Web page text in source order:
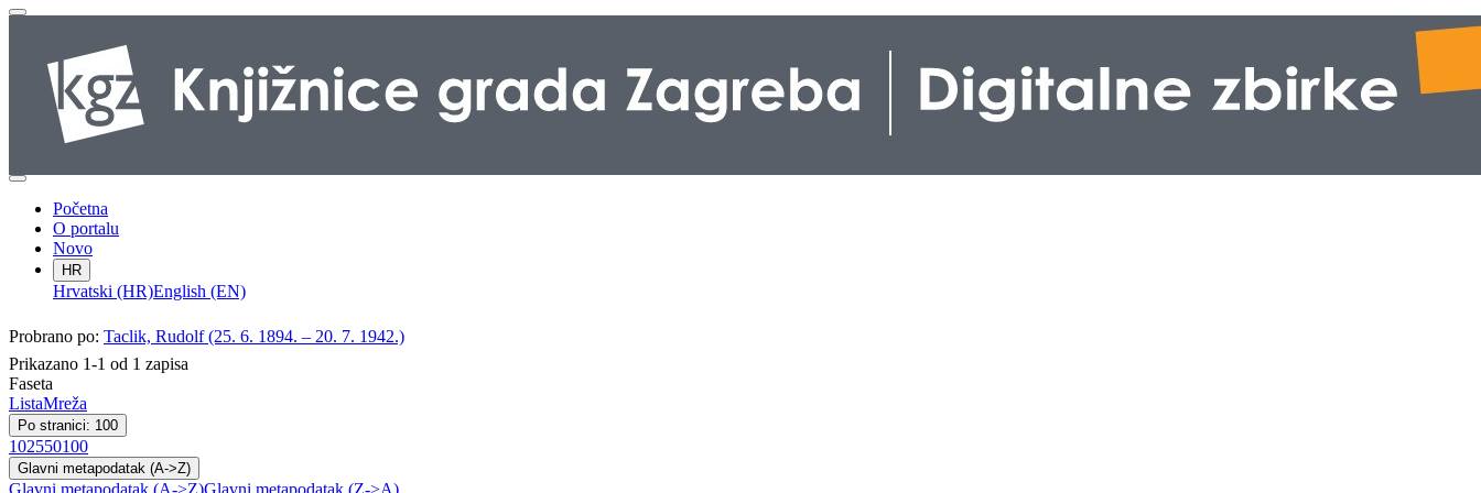
Početna
O portalu
Novo
HR
Hrvatski (HR)English (EN)
Probrano po: Taclik, Rudolf (25. 6. 1894. – 20. 7. 1942.)
Prikazano 1-1 od 1 zapisa
Faseta
ListaMreža
Po stranici: 100
102550100
Glavni metapodatak (A->Z)
Glavni metapodatak (A->Z)Glavni metapodatak (Z->A)